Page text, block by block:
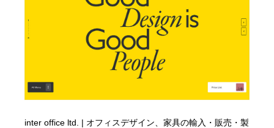
inter office ltd. | オフィスデザイン、家具の輸入・販売・製